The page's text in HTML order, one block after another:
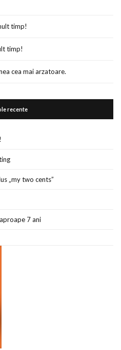
timp!
timp!
cea mai arzatoare.
recente
„my two cents”
7 ani